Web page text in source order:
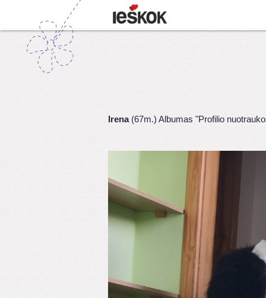
Irena(67m.) Albumas "Profilio